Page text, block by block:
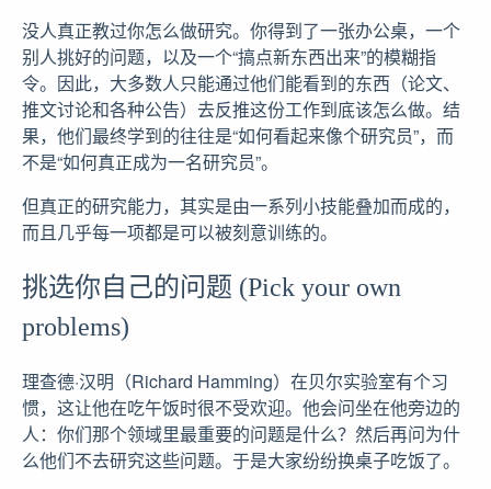
没人真正教过你怎么做研究。你得到了一张办公桌，一个
别人挑好的问题，以及一个“搞点新东西出来”的模糊指
令。因此，大多数人只能通过他们能看到的东西（论文、
推文讨论和各种公告）去反推这份工作到底该怎么做。结
果，他们最终学到的往往是“如何看起来像个研究员”，而
不是“如何真正成为一名研究员”。
但真正的研究能力，其实是由一系列小技能叠加而成的，
而且几乎每一项都是可以被刻意训练的。
挑选你自己的问题 (Pick your own
problems)
理查德·汉明（Richard Hamming）在贝尔实验室有个习
惯，这让他在吃午饭时很不受欢迎。他会问坐在他旁边的
人：你们那个领域里最重要的问题是什么？然后再问为什
么他们不去研究这些问题。于是大家纷纷换桌子吃饭了。